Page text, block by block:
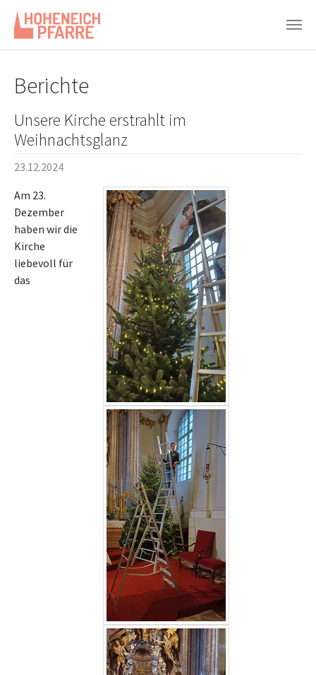
Berichte
Unsere Kirche erstrahlt im
Weihnachtsglanz
23.12.2024
Am 23.
Dezember
haben wir die
Kirche
liebevoll für
das